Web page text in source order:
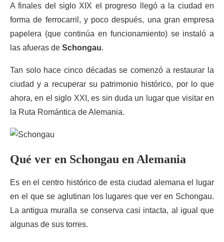
A finales del siglo XIX el progreso llegó a la ciudad en
forma de ferrocarril, y poco después, una gran empresa
papelera (que continúa en funcionamiento) se instaló a
las afueras de Schongau.
Tan solo hace cinco décadas se comenzó a restaurar la
ciudad y a recuperar su patrimonio histórico, por lo que
ahora, en el siglo XXI, es sin duda un lugar que visitar en
la Ruta Romántica de Alemania.
Qué ver en Schongau en Alemania
Es en el centro histórico de esta ciudad alemana el lugar
en el que se aglutinan los lugares que ver en Schongau.
La antigua muralla se conserva casi intacta, al igual que
algunas de sus torres.